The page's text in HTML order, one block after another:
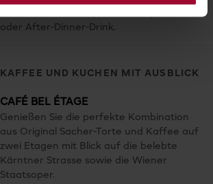
oder After-Dinner-Drink.
KAFFEE UND KUCHEN MIT AUSBLICK
CAFÉ BEL ÉTAGE
Genießen Sie die perfekte Kombination
aus Original Sacher-Torte und Kaffee auf
zwei Etagen mit Blick auf die belebte
Kärntner Strasse sowie die Wiener
Staatsoper.